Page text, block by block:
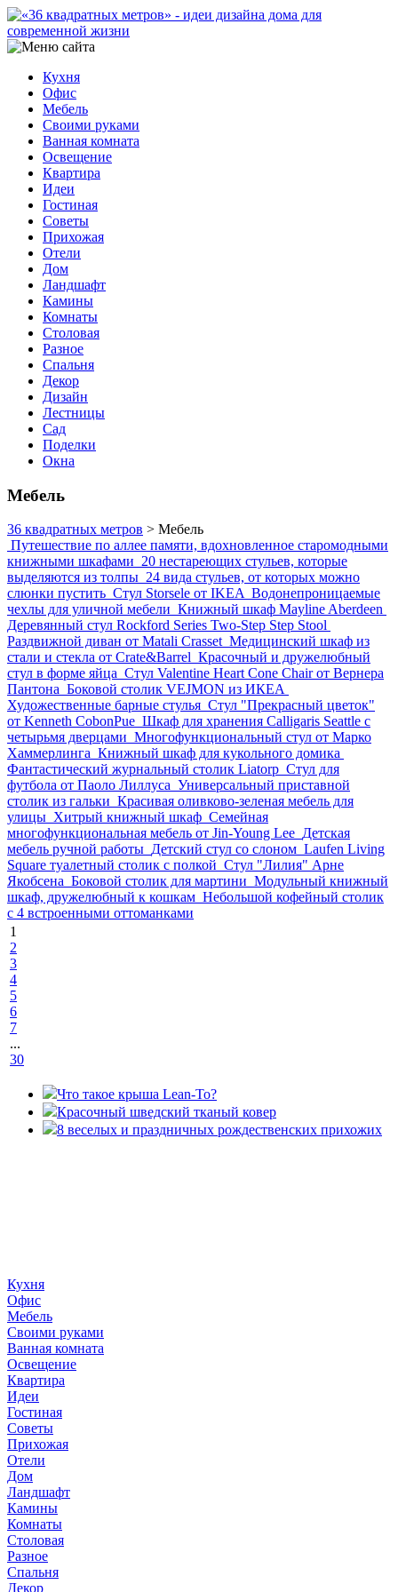
Кухня
Офис
Мебель
Своими руками
Ванная комната
Освещение
Квартира
Идеи
Гостиная
Советы
Прихожая
Отели
Дом
Ландшафт
Камины
Комнаты
Столовая
Разное
Спальня
Декор
Дизайн
Лестницы
Сад
Поделки
Окна
Мебель
36 квадратных метров > Мебель
Путешествие по аллее памяти, вдохновленное старомодными
книжными шкафами 20 нестареющих стульев, которые
выделяются из толпы 24 вида стульев, от которых можно
слюнки пустить Стул Storsele от IKEA Водонепроницаемые
чехлы для уличной мебели Книжный шкаф Mayline Aberdeen
Деревянный стул Rockford Series Two-Step Step Stool
Раздвижной диван от Matali Crasset Медицинский шкаф из
стали и стекла от Crate&Barrel Красочный и дружелюбный
стул в форме яйца Стул Valentine Heart Cone Chair от Вернера
Пантона Боковой столик VEJMON из ИКЕА
Художественные барные стулья Стул "Прекрасный цветок"
от Kenneth CobonPue Шкаф для хранения Calligaris Seattle с
четырьмя дверцами Многофункциональный стул от Марко
Хаммерлинга Книжный шкаф для кукольного домика
Фантастический журнальный столик Liatorp Стул для
футбола от Паоло Лиллуса Универсальный приставной
столик из гальки Красивая оливково-зеленая мебель для
улицы Хитрый книжный шкаф Семейная
многофункциональная мебель от Jin-Young Lee Детская
мебель ручной работы Детский стул со слоном Laufen Living
Square туалетный столик с полкой Стул "Лилия" Арне
Якобсена Боковой столик для мартини Модульный книжный
шкаф, дружелюбный к кошкам Небольшой кофейный столик
с 4 встроенными оттоманками
1
2
3
4
5
6
7
...
30
Что такое крыша Lean-To?
Красочный шведский тканый ковер
8 веселых и праздничных рождественских прихожих
Кухня
Офис
Мебель
Своими руками
Ванная комната
Освещение
Квартира
Идеи
Гостиная
Советы
Прихожая
Отели
Дом
Ландшафт
Камины
Комнаты
Столовая
Разное
Спальня
Декор